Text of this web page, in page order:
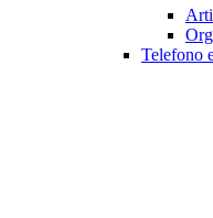
Telefono